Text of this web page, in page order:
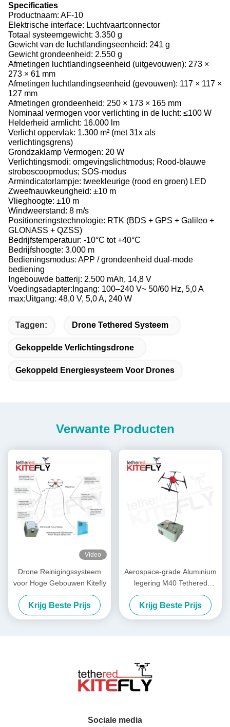
Specificaties
Productnaam: AF-10
Elektrische interface: Luchtvaartconnector
Totaal systeemgewicht: 3.350 g
Gewicht van de luchtlandingseenheid: 241 g
Gewicht grondeenheid: 2.550 g
Afmetingen luchtlandingseenheid (uitgevouwen): 273 ×
273 × 61 mm
Afmetingen luchtlandingseenheid (gevouwen): 117 × 117 ×
127 mm
Afmetingen grondeenheid: 250 × 173 × 165 mm
Nominaal vermogen voor verlichting in de lucht: ≤100 W
Helderheid armlicht: 16.000 lm
Verlicht oppervlak: 1.300 m² (met 31x als
verlichtingsgrens)
Grondzaklamp Vermogen: 20 W
Verlichtingsmodi: omgevingslichtmodus; Rood-blauwe
stroboscoopmodus; SOS-modus
Armindicatorlampje: tweekleurige (rood en groen) LED
Zweefnauwkeurigheid: ±10 m
Vlieghoogte: ±10 m
Windweerstand: 8 m/s
Positioneringstechnologie: RTK (BDS + GPS + Galileo +
GLONASS + QZSS)
Bedrijfstemperatuur: -10°C tot +40°C
Bedrijfshoogte: 3.000 m
Bedieningsmodus: APP / grondeenheid dual-mode
bediening
Ingebouwde batterij: 2.500 mAh, 14,8 V
Voedingsadapter:Ingang: 100–240 V~ 50/60 Hz, 5,0 A
max;Uitgang: 48,0 V, 5,0 A, 240 W
Taggen: Drone Tethered Systeem
Gekoppelde Verlichtingsdrone
Gekoppeld Energiesysteem Voor Drones
Verwante Producten
Video
Drone Reinigingssysteem
voor Hoge Gebouwen Kitefly
Krijg Beste Prijs
Aerospace-grade Aluminium
legering M40 Tethered
Lighting System IP54 Kitefly
Krijg Beste Prijs
Sociale media